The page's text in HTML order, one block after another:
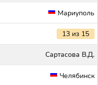
Мариуполь
13 из 15
Сартасова В.Д.
Челябинск